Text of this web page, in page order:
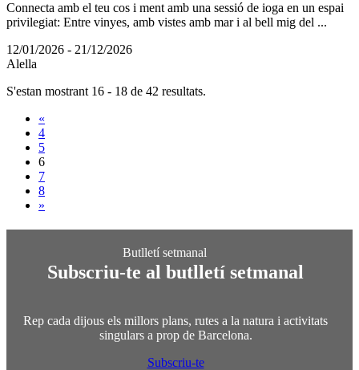
Connecta amb el teu cos i ment amb una sessió de ioga en un espai
privilegiat: Entre vinyes, amb vistes amb mar i al bell mig del ...
12/01/2026 - 21/12/2026
Alella
S'estan mostrant 16 - 18 de 42 resultats.
«
4
5
6
7
8
»
Subscriu-te al butlletí setmanal
Rep cada dijous els millors plans, rutes a la natura i activitats
singulars a prop de Barcelona.
Subscriu-te